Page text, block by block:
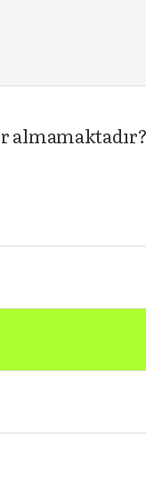
almamaktadır?